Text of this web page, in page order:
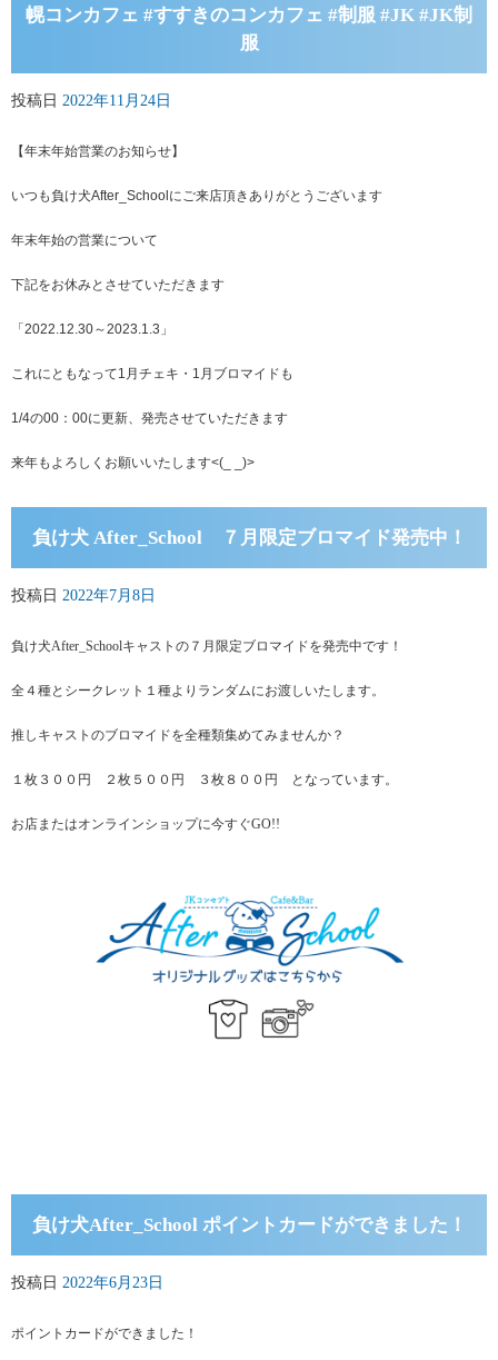
幌コンカフェ #すすきのコンカフェ #制服 #JK #JK制
服
投稿日 2022年11月24日
【年末年始営業のお知らせ】
いつも負け犬After_Schoolにご来店頂きありがとうございます
年末年始の営業について
下記をお休みとさせていただきます
「2022.12.30～2023.1.3」
これにともなって1月チェキ・1月ブロマイドも
1/4の00：00に更新、発売させていただきます
来年もよろしくお願いいたします<(_ _)>
負け犬 After_School ７月限定ブロマイド発売中！
投稿日 2022年7月8日
負け犬After_Schoolキャストの７月限定ブロマイドを発売中です！
全４種とシークレット１種よりランダムにお渡しいたします。
推しキャストのブロマイドを全種類集めてみませんか？
１枚３００円 ２枚５００円 ３枚８００円 となっています。
お店またはオンラインショップに今すぐGO!!
負け犬After_School ポイントカードができました！
投稿日 2022年6月23日
ポイントカードができました！